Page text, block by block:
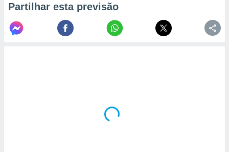
Partilhar esta previsão